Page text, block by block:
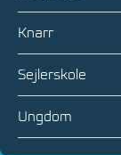
Knarr
Sejlerskole
Ungdom